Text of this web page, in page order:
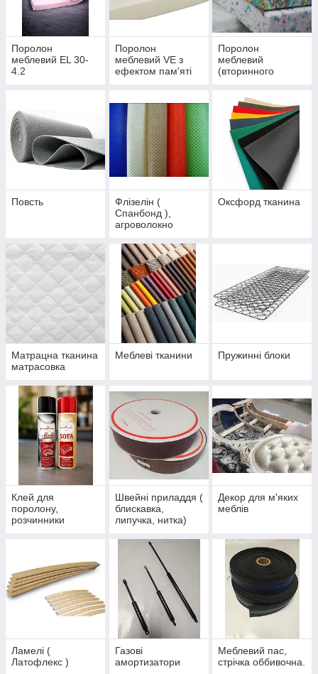
Поролон
меблевий EL 30-
4.2
Поролон
меблевий VE з
ефектом пам'яті
Поролон
меблевий
(вторинного
Повсть
Флізелін (
Спанбонд ),
агроволокно
Оксфорд тканина
Матрацна тканина
матрасовка
Меблеві тканини Пружинні блоки
Клей для
поролону,
розчинники
Швейні приладдя (
блискавка,
липучка, нитка)
Декор для м'яких
меблів
Ламелі (
Латофлекс )
Газові
амортизатори
Меблевий пас,
стрічка оббивочна.